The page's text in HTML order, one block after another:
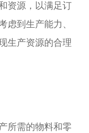
资源，以满足订
虑到生产能力、
生产资源的合理
所需的物料和零